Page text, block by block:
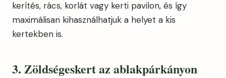
kerítés, rács, korlát vagy kerti pavilon, és így
maximálisan kihasználhatjuk a helyet a kis
kertekben is.
3. Zöldségeskert az ablakpárkányon